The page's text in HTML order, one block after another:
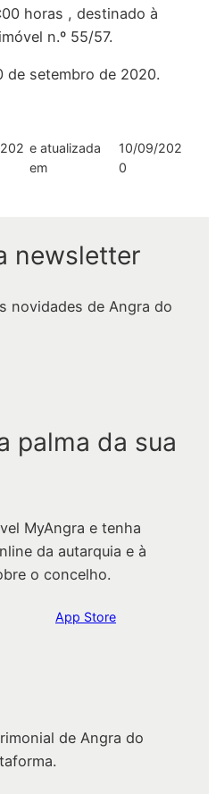
horas , destinado à
n.º 55/57.
de setembro de 2020.
e atualizada
em
10/09/202
0
newsletter
novidades de Angra do
palma da sua
MyAngra e tenha
da autarquia e à
o concelho.
App Store
de Angra do